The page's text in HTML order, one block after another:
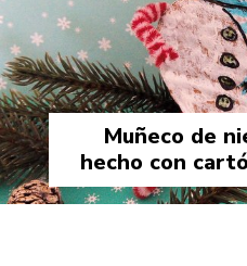
Muñeco de
hecho con